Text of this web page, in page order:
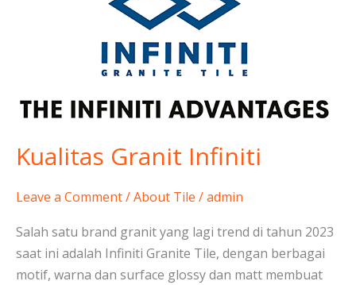
Kualitas Granit Infiniti
Leave a Comment/About Tile /admin
Salah satu brand granit yang lagi trend di tahun 2023
saat ini adalah Infiniti Granite Tile, dengan berbagai
motif, warna dan surface glossy dan matt membuat